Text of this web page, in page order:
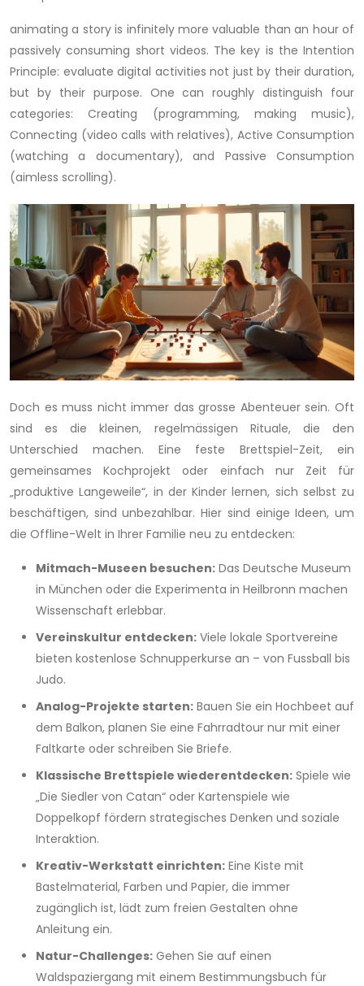
animating a story is infinitely more valuable than an hour of
passively consuming short videos. The key is the Intention
Principle: evaluate digital activities not just by their duration,
but by their purpose. One can roughly distinguish four
categories: Creating (programming, making music),
Connecting (video calls with relatives), Active Consumption
(watching a documentary), and Passive Consumption
(aimless scrolling).
Doch es muss nicht immer das grosse Abenteuer sein. Oft
sind es die kleinen, regelmässigen Rituale, die den
Unterschied machen. Eine feste Brettspiel-Zeit, ein
gemeinsames Kochprojekt oder einfach nur Zeit für
„produktive Langeweile“, in der Kinder lernen, sich selbst zu
beschäftigen, sind unbezahlbar. Hier sind einige Ideen, um
die Offline-Welt in Ihrer Familie neu zu entdecken:
Mitmach-Museen besuchen: Das Deutsche Museum
in München oder die Experimenta in Heilbronn machen
Wissenschaft erlebbar.
Vereinskultur entdecken: Viele lokale Sportvereine
bieten kostenlose Schnupperkurse an – von Fussball bis
Judo.
Analog-Projekte starten: Bauen Sie ein Hochbeet auf
dem Balkon, planen Sie eine Fahrradtour nur mit einer
Faltkarte oder schreiben Sie Briefe.
Klassische Brettspiele wiederentdecken: Spiele wie
„Die Siedler von Catan“ oder Kartenspiele wie
Doppelkopf fördern strategisches Denken und soziale
Interaktion.
Kreativ-Werkstatt einrichten: Eine Kiste mit
Bastelmaterial, Farben und Papier, die immer
zugänglich ist, lädt zum freien Gestalten ohne
Anleitung ein.
Natur-Challenges: Gehen Sie auf einen
Waldspaziergang mit einem Bestimmungsbuch für